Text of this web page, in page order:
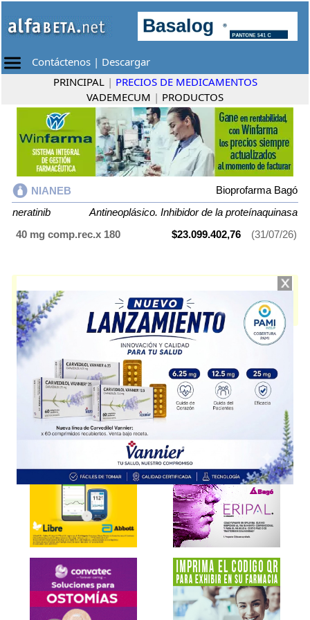
Contáctenos | Descargar
PRINCIPAL | PRECIOS DE MEDICAMENTOS
VADEMECUM | PRODUCTOS
NIANEB
Bioprofarma Bagó
neratinib
Antineoplásico. Inhibidor de la proteínaquinasa
40 mg comp.rec.x 180
$23.099.402,76 (31/07/26)
Antineoplásico. Inhibidor
de la proteínaquinasa
. Es producido porBioprofarma Bagó
y cuenta
con 1 presentación disponible.
Explorar más
Otros productos conneratinib
Otros productos deBioprofarma Bagó